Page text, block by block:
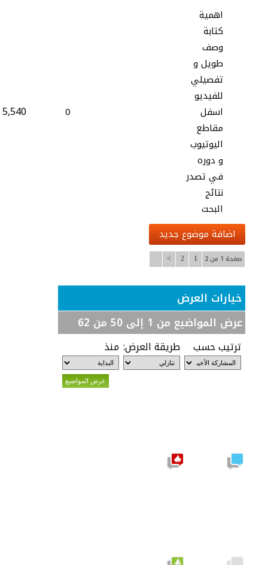
اهمية
كتابة
وصف
طويل و
تفصيلي
للفيديو
اسفل
مقاطع
اليوتيوب
و دوره
في تصدر
نتائج
البحث
0
5,540
اضافة موضوع جديد
صفحة 1 من 2 1
2
>
خيارات العرض
عرض المواضيع من 1 إلى 50 من 62
ترتيب حسب طريقة العرض: منذ